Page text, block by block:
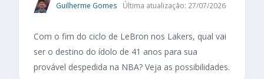
Guilherme Gomes Última atualização: 27/07/2026
Com o fim do ciclo de LeBron nos Lakers, qual vai
ser o destino do ídolo de 41 anos para sua
provável despedida na NBA? Veja as possibilidades.